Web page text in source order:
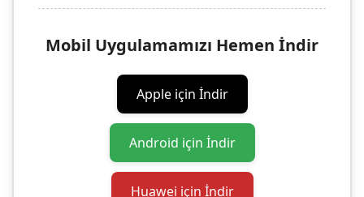
Mobil Uygulamamızı Hemen İndir
Apple için İndir
Android için İndir
Huawei için İndir